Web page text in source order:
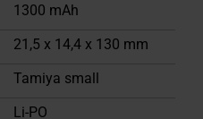
1300 mAh
21,5 x 14,4 x 130 mm
Tamiya small
Li-PO